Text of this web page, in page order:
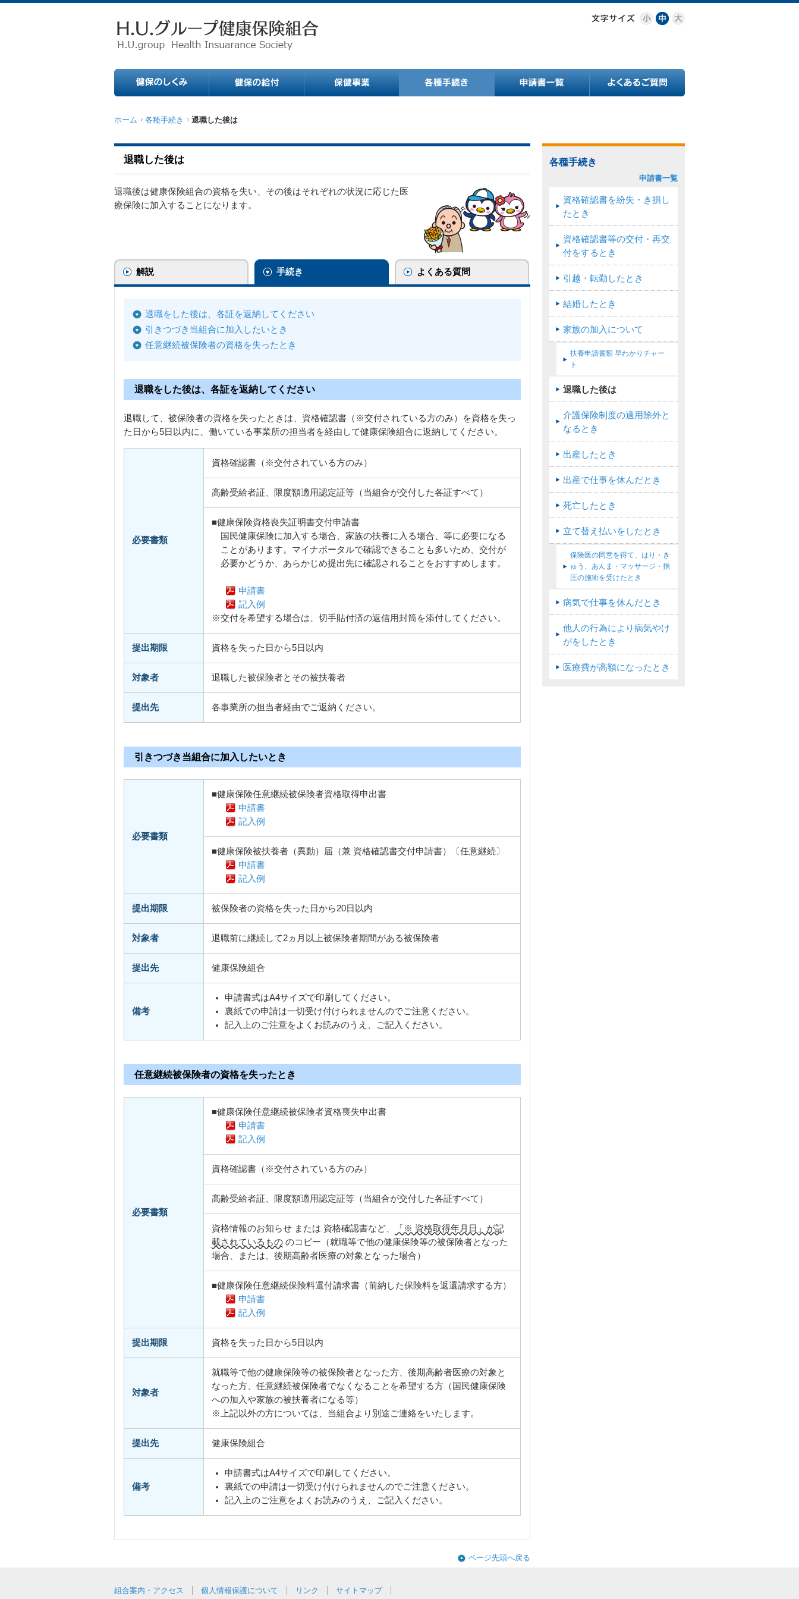
ホーム 各種手続き 退職した後は
退職した後は
退職後は健康保険組合の資格を失い、その後はそれぞれの状況に応じた医
療保険に加入することになります。
解説 手続き よくある質問
退職をした後は、各証を返納してください
引きつづき当組合に加入したいとき
任意継続被保険者の資格を失ったとき
退職をした後は、各証を返納してください
退職して、被保険者の資格を失ったときは、資格確認書（※交付されている方のみ）を資格を失っ
た日から5日以内に、働いている事業所の担当者を経由して健康保険組合に返納してください。
必要書類
資格確認書（※交付されている方のみ）
高齢受給者証、限度額適用認定証等（当組合が交付した各証すべて）
■健康保険資格喪失証明書交付申請書
国民健康保険に加入する場合、家族の扶養に入る場合、等に必要になる
ことがあります。マイナポータルで確認できることも多いため、交付が
必要かどうか、あらかじめ提出先に確認されることをおすすめします。
申請書
記入例
※交付を希望する場合は、切手貼付済の返信用封筒を添付してください。
提出期限 資格を失った日から5日以内
対象者 退職した被保険者とその被扶養者
提出先 各事業所の担当者経由でご返納ください。
引きつづき当組合に加入したいとき
必要書類
■健康保険任意継続被保険者資格取得申出書
申請書
記入例
■健康保険被扶養者（異動）届（兼 資格確認書交付申請書）〔任意継続〕
申請書
記入例
提出期限 被保険者の資格を失った日から20日以内
対象者 退職前に継続して2ヵ月以上被保険者期間がある被保険者
提出先 健康保険組合
備考
申請書式はA4サイズで印刷してください。
裏紙での申請は一切受け付けられませんのでご注意ください。
記入上のご注意をよくお読みのうえ、ご記入ください。
任意継続被保険者の資格を失ったとき
必要書類
■健康保険任意継続被保険者資格喪失申出書
申請書
記入例
資格確認書（※交付されている方のみ）
高齢受給者証、限度額適用認定証等（当組合が交付した各証すべて）
資格情報のお知らせ または 資格確認書など、
「※ 資格取得年月日」が記
載されているもの のコピー（就職等で他の健康保険等の被保険者となった
場合、または、後期高齢者医療の対象となった場合）
■健康保険任意継続保険料還付請求書（前納した保険料を返還請求する方）
申請書
記入例
提出期限 資格を失った日から5日以内
対象者
就職等で他の健康保険等の被保険者となった方、後期高齢者医療の対象と
なった方、任意継続被保険者でなくなることを希望する方（国民健康保険
への加入や家族の被扶養者になる等）
※上記以外の方については、当組合より別途ご連絡をいたします。
提出先 健康保険組合
備考
申請書式はA4サイズで印刷してください。
裏紙での申請は一切受け付けられませんのでご注意ください。
記入上のご注意をよくお読みのうえ、ご記入ください。
ページ先頭へ戻る
各種手続き
申請書一覧
資格確認書を紛失・き損し
たとき
資格確認書等の交付・再交
付をするとき
引越・転勤したとき
結婚したとき
家族の加入について
扶養申請書類 早わかりチャー
ト
退職した後は
介護保険制度の適用除外と
なるとき
出産したとき
出産で仕事を休んだとき
死亡したとき
立て替え払いをしたとき
保険医の同意を得て、はり・き
ゅう、あんま・マッサージ・指
圧の施術を受けたとき
病気で仕事を休んだとき
他人の行為により病気やけ
がをしたとき
医療費が高額になったとき
組合案内・アクセス 個人情報保護について リンク サイトマップ